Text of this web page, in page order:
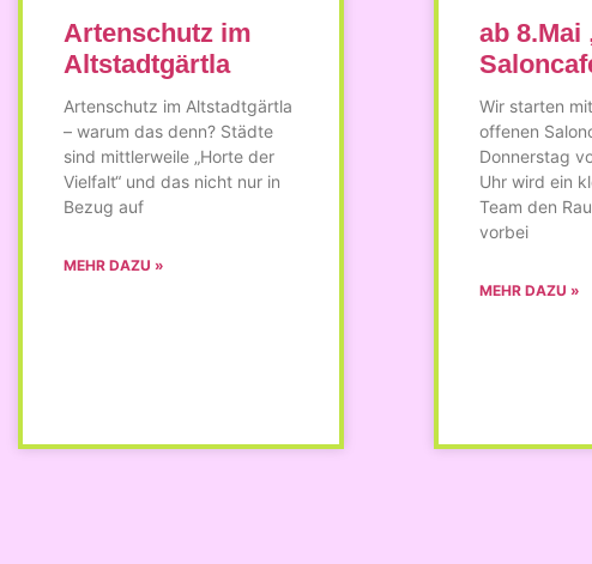
Artenschutz im
Altstadtgärtla
Artenschutz im Altstadtgärtla
– warum das denn? Städte
sind mittlerweile „Horte der
Vielfalt“ und das nicht nur in
Bezug auf
MEHR DAZU »
ab 8.Mai
Wir starten
offenen
Donnerstag
Uhr wird ein
Team den
vorbei
MEHR DAZU »